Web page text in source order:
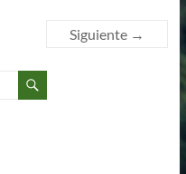
Siguiente →